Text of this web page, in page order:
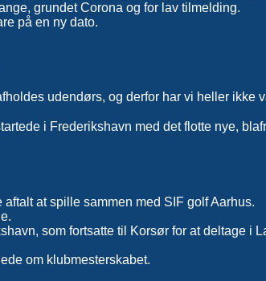
grundet Corona og for lav tilmelding.
på en ny dato.
udendørs, og derfor har vi heller ikke
i Frederikshavn med det flotte nye,
at spille sammen med SIF golf Aarhus.
som fortsatte til Korsør for at deltage i
om klubmesterskabet.